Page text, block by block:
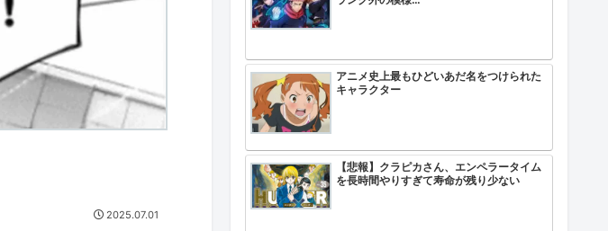
2025.07.01
アニメ史上最もひどいあだ名をつけられた
キャラクター
【悲報】クラピカさん、エンペラータイム
を長時間やりすぎて寿命が残り少ない